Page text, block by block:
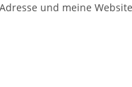
und meine